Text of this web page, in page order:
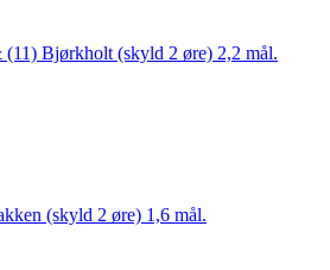
Bjørkholt (skyld 2 øre) 2,2 mål.
(skyld 2 øre) 1,6 mål.